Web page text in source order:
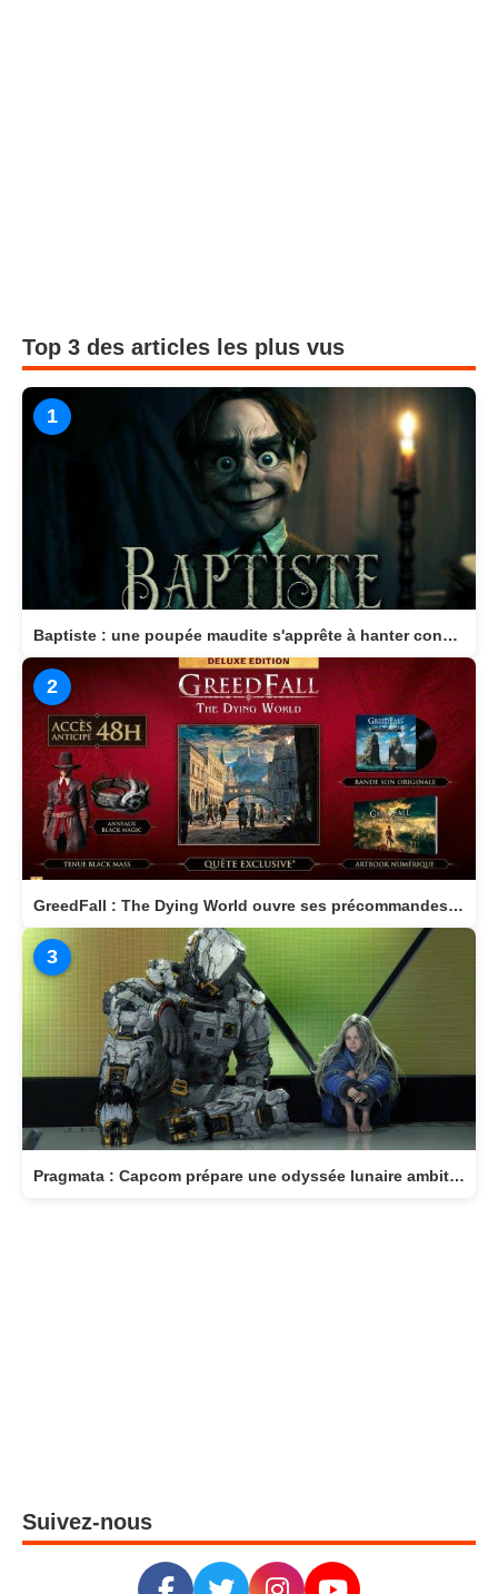
Top 3 des articles les plus vus
1
Baptiste : une poupée maudite s'apprête à hanter consoles et PC en 2026
2
GreedFall : The Dying World ouvre ses précommandes et dévoile son édition Deluxe
3
Pragmata : Capcom prépare une odyssée lunaire ambitieuse pour avril 2026
Suivez-nous